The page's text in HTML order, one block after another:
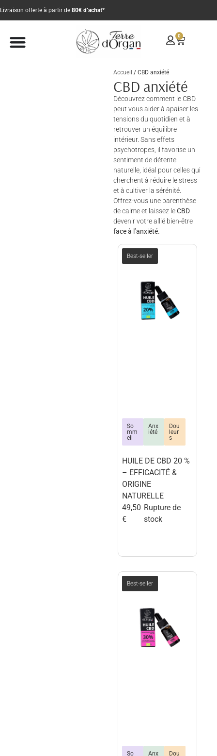
Livraison offerte à partir de 80€ d’achat*
0
Accueil / CBD anxiété
CBD anxiété
Découvrez comment le CBD
peut vous aider à apaiser les
tensions du quotidien et à
retrouver un équilibre
intérieur. Sans effets
psychotropes, il favorise un
sentiment de détente
naturelle, idéal pour celles qui
cherchent à réduire le stress
et à cultiver la sérénité.
Offrez-vous une parenthèse
de calme et laissez leCBD
devenir votre allié bien-être
face à l’anxiété.
Best-seller
So
mm
eil
Anx
iété
Dou
leur
s
HUILE DE CBD 20 %
– EFFICACITÉ &
ORIGINE
NATURELLE
49,50
€
Rupture de
stock
Best-seller
So
Anx
Dou